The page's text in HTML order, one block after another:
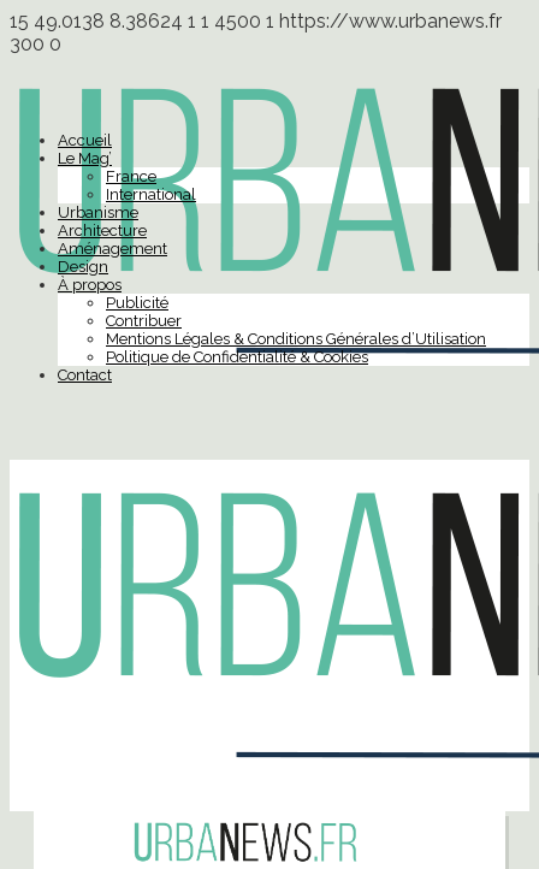
15 49.0138 8.38624 1 1 4500 1 https://www.urbanews.fr
300 0
Accueil
Le Mag’
France
International
Urbanisme
Architecture
Aménagement
Design
À propos
Publicité
Contribuer
Mentions Légales & Conditions Générales d’Utilisation
Politique de Confidentialité & Cookies
Contact